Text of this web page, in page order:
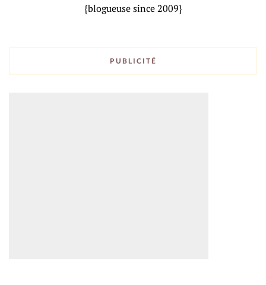
{blogueuse since 2009}
PUBLICITÉ